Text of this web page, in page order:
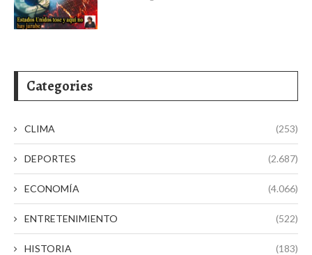
Categories
CLIMA (253)
DEPORTES (2.687)
ECONOMÍA (4.066)
ENTRETENIMIENTO (522)
HISTORIA (183)